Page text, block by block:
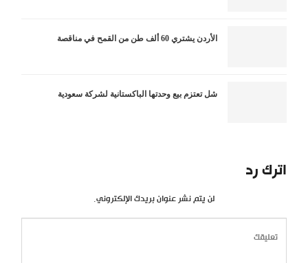
الأردن يشتري 60 ألف طن من القمح في مناقصة
شل تعتزم بيع وحدتها الباكستانية لشركة سعودية
اترك رد
لن يتم نشر عنوان بريدك الإلكتروني.